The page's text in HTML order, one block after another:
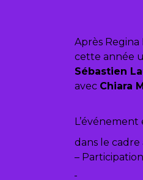
Après Regina
cette année
Sébastien
avec Chiara
dans le cadre
–